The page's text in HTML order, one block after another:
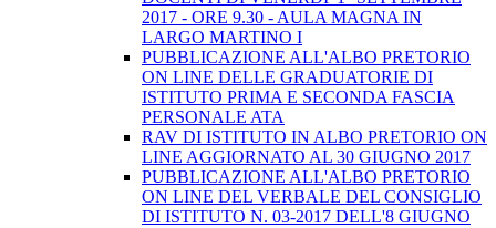
2017 - ORE 9.30 - AULA MAGNA IN
LARGO MARTINO I
PUBBLICAZIONE ALL'ALBO PRETORIO
ON LINE DELLE GRADUATORIE DI
ISTITUTO PRIMA E SECONDA FASCIA
PERSONALE ATA
RAV DI ISTITUTO IN ALBO PRETORIO ON
LINE AGGIORNATO AL 30 GIUGNO 2017
PUBBLICAZIONE ALL'ALBO PRETORIO
ON LINE DEL VERBALE DEL CONSIGLIO
DI ISTITUTO N. 03-2017 DELL'8 GIUGNO